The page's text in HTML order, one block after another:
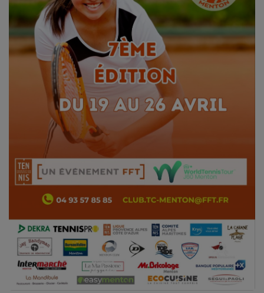
EQUIPES
CONTACT
Team Building Radio
CÔTE D'AZUR
EVÉNEMENTS
CIRCULATION EN TEMPS RÉEL
HIGH-TECH
SPORT
SANTÉ